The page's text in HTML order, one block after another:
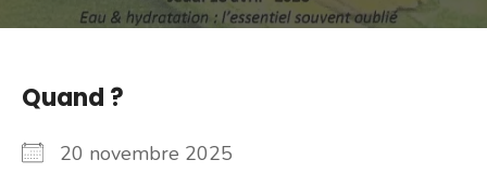
Quand ?
20 novembre 2025